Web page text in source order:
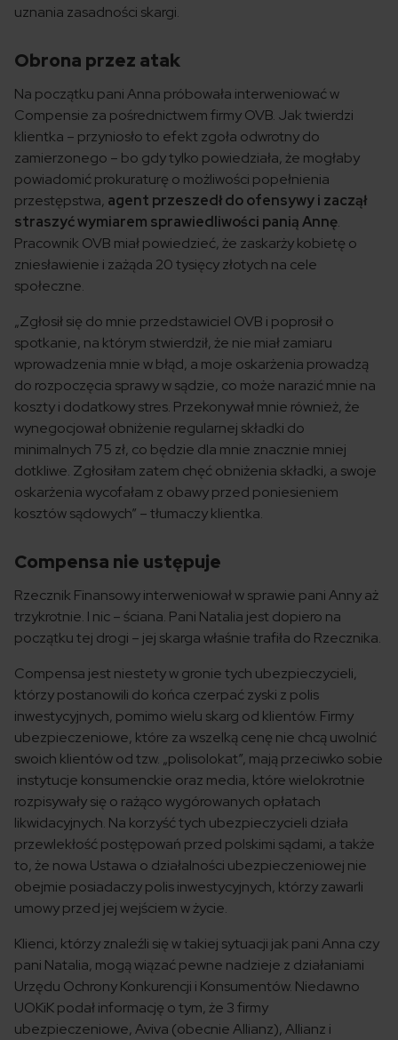
uznania zasadności skargi.
Obrona przez atak
Na początku pani Anna próbowała interweniować w
Compensie za pośrednictwem firmy OVB. Jak twierdzi
klientka – przyniosło to efekt zgoła odwrotny do
zamierzonego – bo gdy tylko powiedziała, że mogłaby
powiadomić prokuraturę o możliwości popełnienia
przestępstwa, agent przeszedł do ofensywy i zaczął
straszyć wymiarem sprawiedliwości panią Annę.
Pracownik OVB miał powiedzieć, że zaskarży kobietę o
zniesławienie i zażąda 20 tysięcy złotych na cele
społeczne.
„Zgłosił się do mnie przedstawiciel OVB i poprosił o
spotkanie, na którym stwierdził, że nie miał zamiaru
wprowadzenia mnie w błąd, a moje oskarżenia prowadzą
do rozpoczęcia sprawy w sądzie, co może narazić mnie na
koszty i dodatkowy stres. Przekonywał mnie również, że
wynegocjował obniżenie regularnej składki do
minimalnych 75 zł, co będzie dla mnie znacznie mniej
dotkliwe. Zgłosiłam zatem chęć obniżenia składki, a swoje
oskarżenia wycofałam z obawy przed poniesieniem
kosztów sądowych” – tłumaczy klientka.
Compensa nie ustępuje
Rzecznik Finansowy interweniował w sprawie pani Anny aż
trzykrotnie. I nic – ściana. Pani Natalia jest dopiero na
początku tej drogi – jej skarga właśnie trafiła do Rzecznika.
Compensa jest niestety w gronie tych ubezpieczycieli,
którzy postanowili do końca czerpać zyski z polis
inwestycyjnych, pomimo wielu skarg od klientów. Firmy
ubezpieczeniowe, które za wszelką cenę nie chcą uwolnić
swoich klientów od tzw. „polisolokat”, mają przeciwko sobie
instytucje konsumenckie oraz media, które wielokrotnie
rozpisywały się o rażąco wygórowanych opłatach
likwidacyjnych. Na korzyść tych ubezpieczycieli działa
przewlekłość postępowań przed polskimi sądami, a także
to, że nowa Ustawa o działalności ubezpieczeniowej nie
obejmie posiadaczy polis inwestycyjnych, którzy zawarli
umowy przed jej wejściem w życie.
Klienci, którzy znaleźli się w takiej sytuacji jak pani Anna czy
pani Natalia, mogą wiązać pewne nadzieje z działaniami
Urzędu Ochrony Konkurencji i Konsumentów. Niedawno
UOKiK podał informację o tym, że 3 firmy
ubezpieczeniowe, Aviva (obecnie Allianz), Allianz i